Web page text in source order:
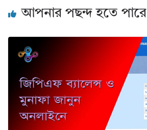
আপনার পছন্দ হতে পারে